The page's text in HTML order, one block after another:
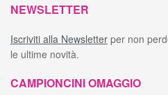
NEWSLETTER
Iscriviti alla Newsletter per non
le ultime novità.
CAMPIONCINI OMAGGIO